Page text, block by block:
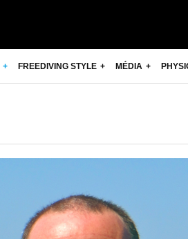
FREEDIVING STYLE MÉDIA